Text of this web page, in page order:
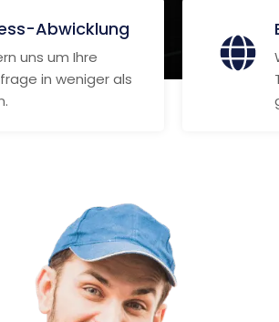
Abwicklung
uns um Ihre
in weniger als